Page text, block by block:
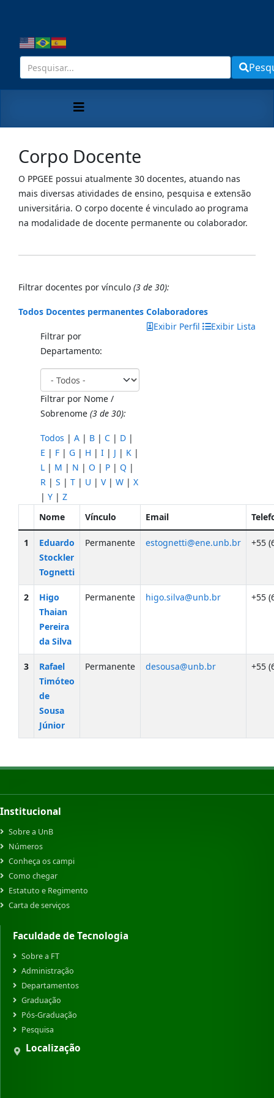
Corpo Docente
O PPGEE possui atualmente 30 docentes, atuando nas
mais diversas atividades de ensino, pesquisa e extensão
universitária. O corpo docente é vinculado ao programa
na modalidade de docente permanente ou colaborador.
Filtrar docentes por vínculo (3 de 30):
Todos Docentes permanentes Colaboradores
Exibir Perfil
Exibir Lista
Filtrar por
Departamento:
Filtrar por Nome /
Sobrenome (3 de 30):
Todos | A | B | C | D |
E | F | G | H | I | J | K |
L | M | N | O | P | Q |
R | S | T | U | V | W | X
| Y | Z
Nome
Vínculo Email
1
Eduardo
Stockler
Tognetti
Permanente estognetti@ene.unb.br +55
2
Higo
Thaian
Pereira
da Silva
Permanente higo.silva@unb.br +55
3
Rafael
Timóteo
de
Sousa
Júnior
Permanente desousa@unb.br +55
Institucional
Sobre a UnB
Números
Conheça os campi
Como chegar
Estatuto e Regimento
Carta de serviços
Faculdade de Tecnologia
Sobre a FT
Administração
Departamentos
Graduação
Pós-Graduação
Pesquisa
Localização